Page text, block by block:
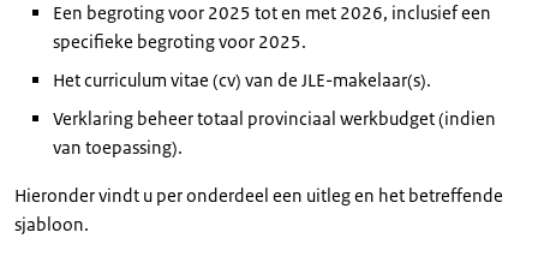
Een begroting voor 2025 tot en met 2026, inclusief een
specifieke begroting voor 2025.
Het curriculum vitae (cv) van de JLE-makelaar(s).
Verklaring beheer totaal provinciaal werkbudget (indien
van toepassing).
Hieronder vindt u per onderdeel een uitleg en het betreffende
sjabloon.